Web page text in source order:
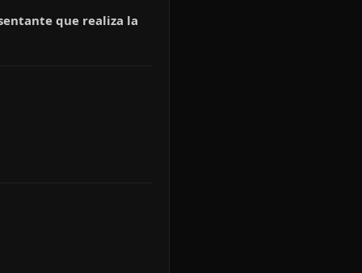
que realiza la